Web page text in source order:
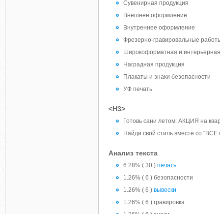
Сувенирная продукция
Внешнее оформление
Внутреннее оформление
Фрезерно-гравировальные
Широкоформатная и
Наградная продукция
Плакаты и знаки безопасности
УФ печать
<H3>
Готовь сани летом: АКЦИЯ на
Найди свой стиль вместе со
Анализ текста
6.28% ( 30 ) печать
1.26% ( 6 ) безопасности
1.26% ( 6 ) вывески
1.26% ( 6 ) гравировка